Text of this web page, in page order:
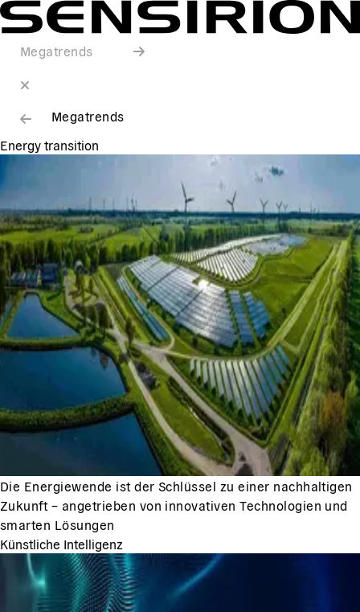
Megatrends
Megatrends
Energy transition
Die Energiewende ist der Schlüssel zu einer nachhaltigen
Zukunft – angetrieben von innovativen Technologien und
smarten Lösungen
Künstliche Intelligenz